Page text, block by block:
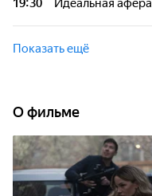
19:30 Идеальная афера
Показать ещё
О фильме